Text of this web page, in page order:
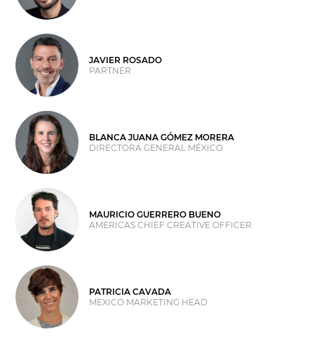
JAVIER ROSADO
PARTNER
BLANCA JUANA GÓMEZ MORERA
DIRECTORA GENERAL MÉXICO
MAURICIO GUERRERO BUENO
AMERICAS CHIEF CREATIVE OFFICER
PATRICIA CAVADA
MEXICO MARKETING HEAD